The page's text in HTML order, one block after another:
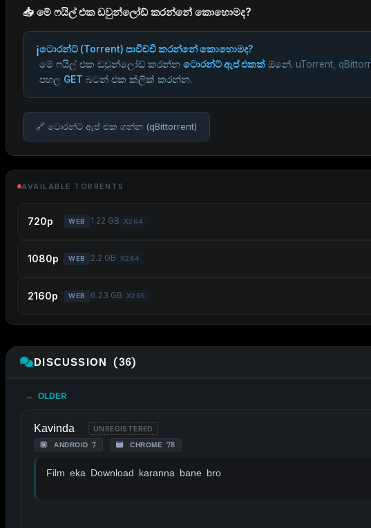
📥 මේ ෆයිල් එක ඩවුන්ලෝඩ් කරන්නේ කොහොමද?
ℹ️ටොරන්ට් (Torrent) පාවිච්චි කරන්නේ කොහොමද?
මේ ෆයිල් එක ඩවුන්ලෝඩ් කරන්න ටොරන්ට් ඇප් එකක්ඕනේ. uTorrent,
පහල GET බටන් එක ක්ලික් කරන්න.
🔗 ටොරන්ට් ඇප් එක ගන්න (qBittorrent)
AVAILABLE TORRENTS
720p WEB 1.22 GB X264
1080p WEB 2.2 GB X264
2160p WEB 6.23 GB X265
DISCUSSION (36)
← OLDER
Kavinda UNREGISTERED
ANDROID 7 CHROME 78
Film eka Download karanna bane bro